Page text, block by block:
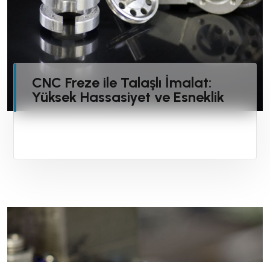
CNC Freze ile Talaşlı İmalat:
Yüksek Hassasiyet ve Esneklik